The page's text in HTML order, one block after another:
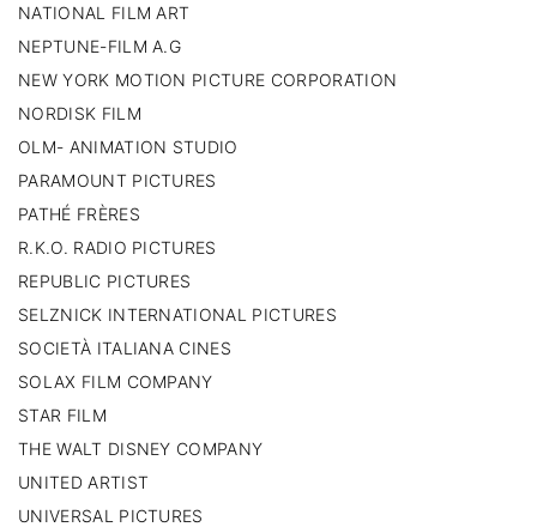
NATIONAL FILM ART
NEPTUNE-FILM A.G
NEW YORK MOTION PICTURE CORPORATION
NORDISK FILM
OLM- ANIMATION STUDIO
PARAMOUNT PICTURES
PATHÉ FRÈRES
R.K.O. RADIO PICTURES
REPUBLIC PICTURES
SELZNICK INTERNATIONAL PICTURES
SOCIETÀ ITALIANA CINES
SOLAX FILM COMPANY
STAR FILM
THE WALT DISNEY COMPANY
UNITED ARTIST
UNIVERSAL PICTURES